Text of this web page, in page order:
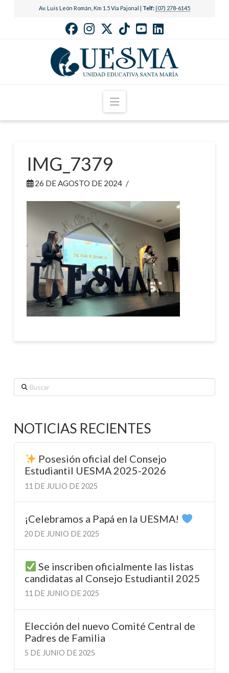
Av. Luis León Román, Km 1.5 Vía Pajonal | Telf: (07) 278-6145
Navigation
IMG_7379
26 DE AGOSTO DE 2024
Buscar
NOTICIAS RECIENTES
Posesión oficial del Consejo
Estudiantil UESMA 2025-2026
11 DE JULIO DE 2025
¡Celebramos a Papá en la UESMA!
20 DE JUNIO DE 2025
Se inscriben oficialmente las listas
candidatas al Consejo Estudiantil 2025
11 DE JUNIO DE 2025
Elección del nuevo Comité Central de
Padres de Familia
5 DE JUNIO DE 2025